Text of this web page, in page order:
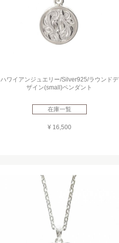
ハワイアンジュエリー/Silver925/ラウンドデ
ザイン(small)ペンダント
在庫一覧
¥ 16,500